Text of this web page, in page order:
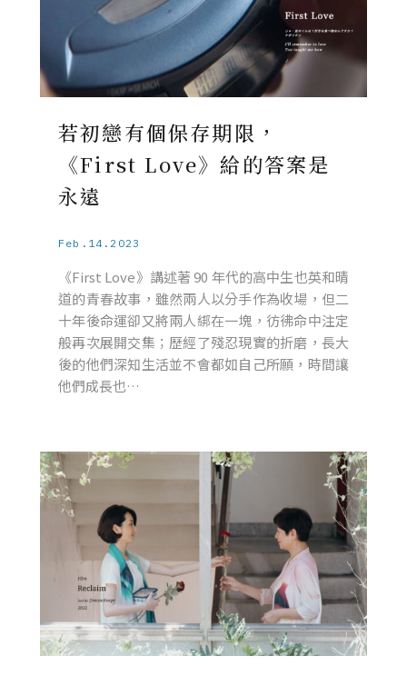
若初戀有個保存期限，
《First Love》給的答案是
永遠
Feb.14.2023
《First Love》講述著 90 年代的高中生也英和晴
道的青春故事，雖然兩人以分手作為收場，但二
十年後命運卻又將兩人綁在一塊，彷彿命中注定
般再次展開交集；歷經了殘忍現實的折磨，長大
後的他們深知生活並不會都如自己所願，時間讓
他們成長也…